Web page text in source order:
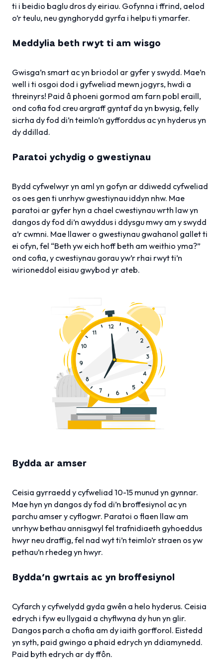
ti i beidio baglu dros dy eiriau. Gofynna i ffrind, aelod
o’r teulu, neu gynghorydd gyrfa i helpu ti ymarfer.
Meddylia beth rwyt ti am wisgo
Gwisga’n smart ac yn briodol ar gyfer y swydd. Mae’n
well i ti osgoi dod i gyfweliad mewn jogyrs, hwdi a
threinyrs! Paid â phoeni gormod am farn pobl eraill,
ond cofia fod creu argraff gyntaf da yn bwysig, felly
sicrha dy fod di’n teimlo’n gyfforddus ac yn hyderus yn
dy ddillad.
Paratoi ychydig o gwestiynau
Bydd cyfwelwyr yn aml yn gofyn ar ddiwedd cyfweliad
os oes gen ti unrhyw gwestiynau iddyn nhw. Mae
paratoi ar gyfer hyn a chael cwestiynau wrth law yn
dangos dy fod di’n awyddus i ddysgu mwy am y swydd
a’r cwmni. Mae llawer o gwestiynau gwahanol gallet ti
ei ofyn, fel “Beth yw eich hoff beth am weithio yma?”
ond cofia, y cwestiynau gorau yw’r rhai rwyt ti’n
wirioneddol eisiau gwybod yr ateb.
Bydda ar amser
Ceisia gyrraedd y cyfweliad 10-15 munud yn gynnar.
Mae hyn yn dangos dy fod di’n broffesiynol ac yn
parchu amser y cyflogwr. Paratoi o flaen llaw am
unrhyw bethau annisgwyl fel trafnidiaeth gyhoeddus
hwyr neu draffig, fel nad wyt ti’n teimlo’r straen os yw
pethau’n rhedeg yn hwyr.
Bydda’n gwrtais ac yn broffesiynol
Cyfarch y cyfwelydd gyda gwên a helo hyderus. Ceisia
edrych i fyw eu llygaid a chyflwyna dy hun yn glir.
Dangos parch a chofia am dy iaith gorfforol. Eistedd
yn syth, paid gwingo a phaid edrych yn ddiamynedd.
Paid byth edrych ar dy ffôn.